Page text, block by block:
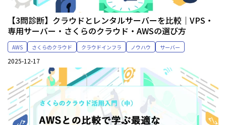
【3問診断】クラウドとレンタルサーバーを比較｜VPS・
専用サーバー・さくらのクラウド・AWSの選び方
AWS さくらのクラウド クラウドインフラ ノウハウ サーバー
2025-12-17